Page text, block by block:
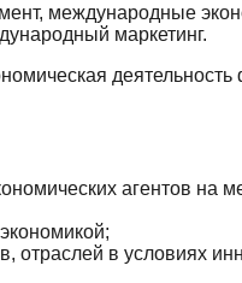
международные
маркетинг.
агентов на
отраслей в условиях